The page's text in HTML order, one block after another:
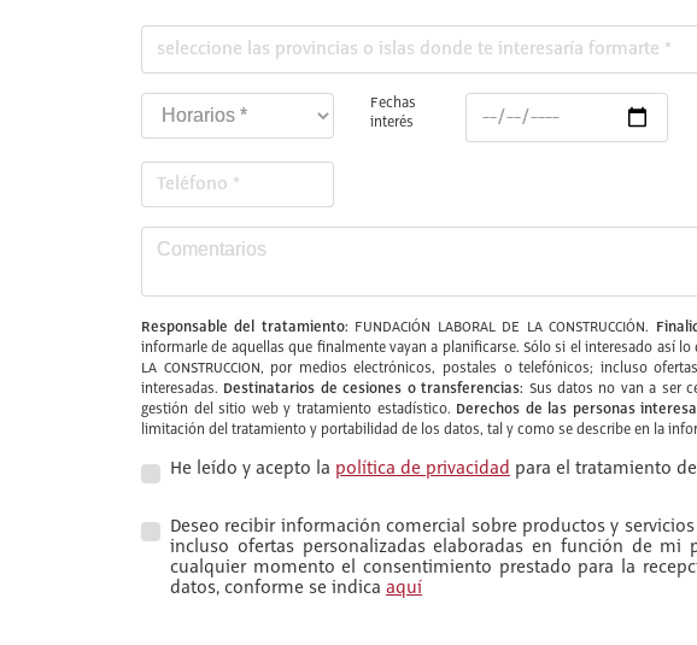
Fechas
interés
Responsable del tratamiento: FUNDACIÓN LABORAL DE LA CONSTRUCCIÓN.
informarle de aquellas que finalmente vayan a planificarse. Sólo si el interesado así
LA CONSTRUCCION, por medios electrónicos, postales o telefónicos; incluso
interesadas. Destinatarios de cesiones o transferencias: Sus datos no van a ser
gestión del sitio web y tratamiento estadístico. Derechos de las personas
limitación del tratamiento y portabilidad de los datos, tal y como se describe en la
He leído y acepto la política de privacidad para el tratamiento
Deseo recibir información comercial sobre productos y
incluso ofertas personalizadas elaboradas en función de mi
cualquier momento el consentimiento prestado para la
datos, conforme se indica aquí